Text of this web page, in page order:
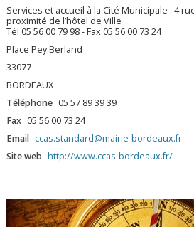
Services et accueil à la Cité Municipale : 4
proximité de l’hôtel de Ville
Tél 05 56 00 79 98 - Fax 05 56 00 73 24
Place Pey Berland
33077
BORDEAUX
Téléphone 05 57 89 39 39
Fax 05 56 00 73 24
Email ccas.standard@mairie-bordeaux.fr
Site web http://www.ccas-bordeaux.fr/